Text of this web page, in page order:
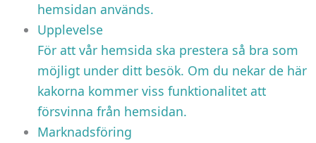
hemsidan används.
Upplevelse
För att vår hemsida ska prestera så bra som
möjligt under ditt besök. Om du nekar de här
kakorna kommer viss funktionalitet att
försvinna från hemsidan.
Marknadsföring